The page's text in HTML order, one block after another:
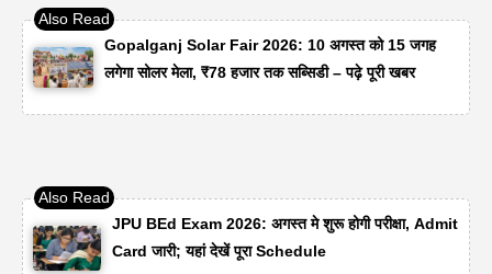
Gopalganj Solar Fair 2026: 10 अगस्त को 15 जगह
लगेगा सोलर मेला, ₹78 हजार तक सब्सिडी – पढ़े पूरी खबर
JPU BEd Exam 2026: अगस्त मे शुरू होगी परीक्षा, Admit
Card जारी; यहां देखें पूरा Schedule